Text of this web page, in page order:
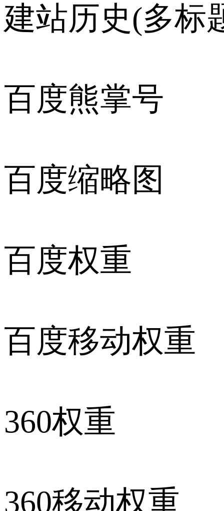
建站历史(多标
百度熊掌号
百度缩略图
百度权重
百度移动权重
360权重
360移动权重